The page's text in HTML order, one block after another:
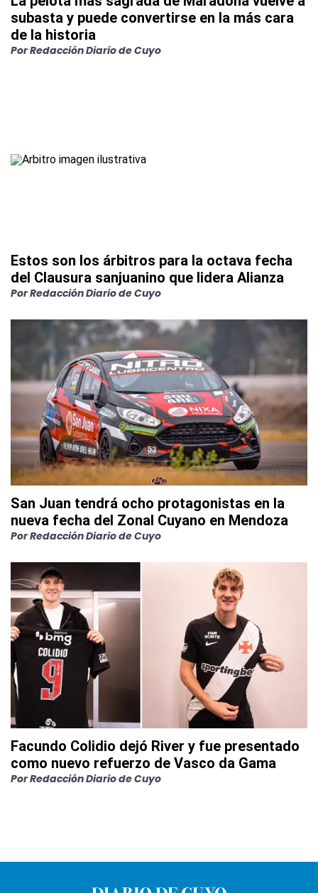
subasta y puede convertirse en la más cara
de la historia
PorRedacción Diario de Cuyo
Estos son los árbitros para la octava fecha
del Clausura sanjuanino que lidera Alianza
PorRedacción Diario de Cuyo
San Juan tendrá ocho protagonistas en la
nueva fecha del Zonal Cuyano en Mendoza
PorRedacción Diario de Cuyo
Facundo Colidio dejó River y fue presentado
como nuevo refuerzo de Vasco da Gama
PorRedacción Diario de Cuyo